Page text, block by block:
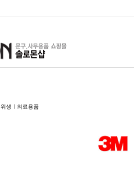
위생ㅣ의료용품